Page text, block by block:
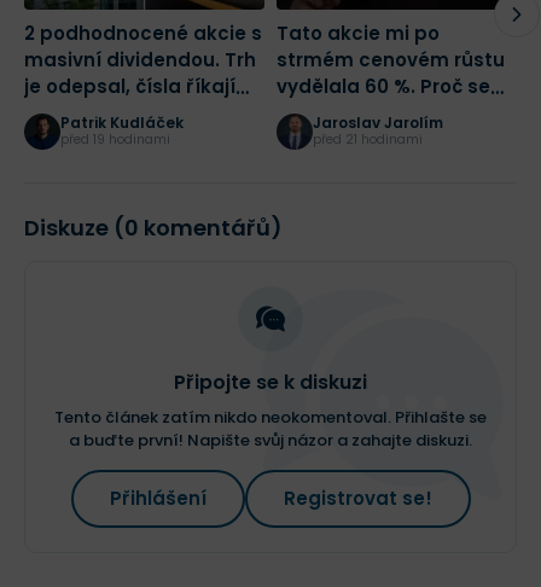
2 podhodnocené akcie s
masivní dividendou. Trh
je odepsal, čísla říkají
opakPatrik Kudláček
před 19 hodinami
Tato akcie mi po
strmém cenovém růstu
vydělala 60 %. Proč se
(ne)vyplatí i nyní?
Jaroslav Jarolím
před 21 hodinami
Diskuze (0 komentářů)
Připojte se k diskuzi
Tento článek zatím nikdo neokomentoval. Přihlašte se
a buďte první! Napište svůj názor a zahajte diskuzi.
Přihlášení Registrovat se!